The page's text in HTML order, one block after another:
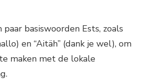
paar basiswoorden Ests, zoals
en “Aitäh” (dank je wel), om
maken met de lokale